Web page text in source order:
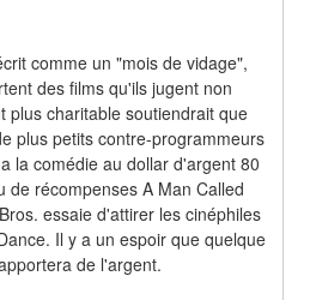
comme un "mois de vidage",
des films qu'ils jugent non
plus charitable soutiendrait que
plus petits contre-programmeurs
la comédie au dollar d'argent 80
de récompenses A Man Called
essaie d'attirer les cinéphiles
Il y a un espoir que quelque
de l'argent.